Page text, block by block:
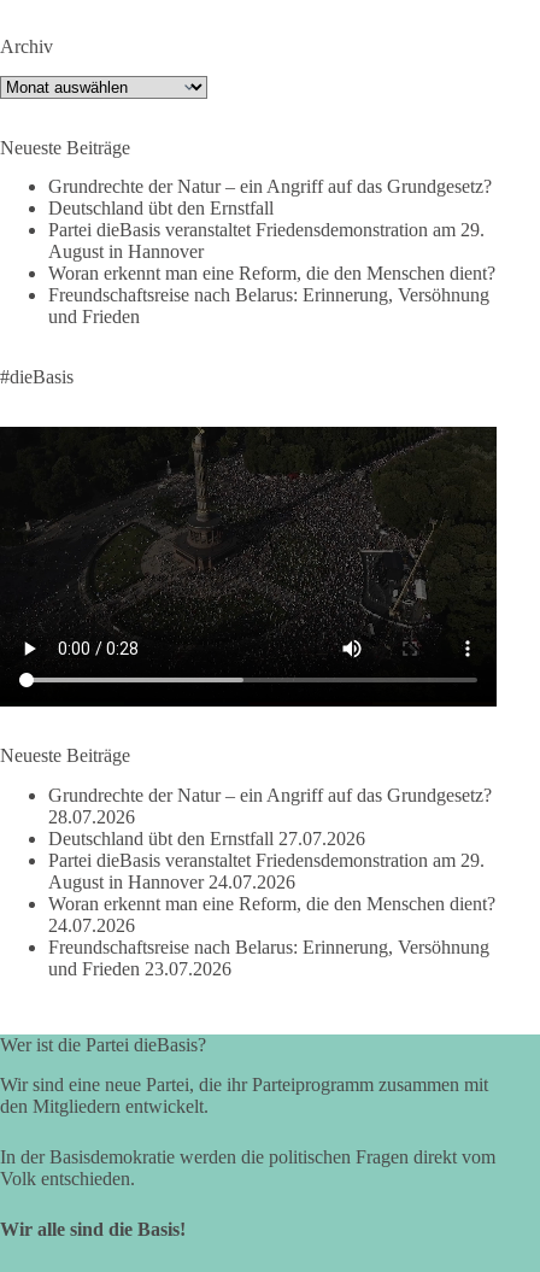
si=2b_C6GgNY9EB-rXw
❤️ Wir freuen uns über deine Unterstützung:
https://diebasis.de/spenden/
#dieBasis #frieden #russandistnichtunserFeind #friedenspartei
377 168
Wusstest du, dass ein guter Antrag nicht besser oder schlechter
wird, nur weil er von einer bestimmten Partei kommt?
Sachsen-Anhalt braucht Lösungen für Schule, Pflege,
Wirtschaft, Infrastruktur und die Kommunen. Diese Probleme
werden nicht kleiner, wenn im Landtag zuerst auf Parteifarbe
und erst danach auf den Inhalt geschaut wird.
🟩🟩🟦🟦🟥🟥🟧🟧
und den Menschen wirklich nützt.
wenn er Sachsen-Anhalt nicht weiterbringt.
💬 Was ist dir wichtiger: der Absender eines Antrags oder das
Ergebnis für Sachsen-Anhalt?
#dieBasis #sachsenanhalt
👉 Folgen:
24 6 2 Auf Facebook ansehen
2 Tage(n) zuvor
⚡ Vorsorge ist richtig. Aber Vorsorge ersetzt keine verlässliche
Archiv
Archiv
Neueste Beiträge
Grundrechte der Natur – ein Angriff auf das Grundgesetz?
Deutschland übt den Ernstfall
Partei dieBasis veranstaltet Friedensdemonstration am 29.
August in Hannover
Woran erkennt man eine Reform, die den Menschen dient?
Freundschaftsreise nach Belarus: Erinnerung, Versöhnung
und Frieden
#dieBasis
Neueste Beiträge
Grundrechte der Natur – ein Angriff auf das Grundgesetz?
28.07.2026
Deutschland übt den Ernstfall 27.07.2026
Partei dieBasis veranstaltet Friedensdemonstration am 29.
August in Hannover 24.07.2026
Woran erkennt man eine Reform, die den Menschen dient?
24.07.2026
Freundschaftsreise nach Belarus: Erinnerung, Versöhnung
und Frieden 23.07.2026
Wer ist die Partei dieBasis?
Wir sind eine neue Partei, die ihr Parteiprogramm zusammen mit
den Mitgliedern entwickelt.
In der Basisdemokratie werden die politischen Fragen direkt vom
Volk entschieden.
Wir alle sind die Basis!